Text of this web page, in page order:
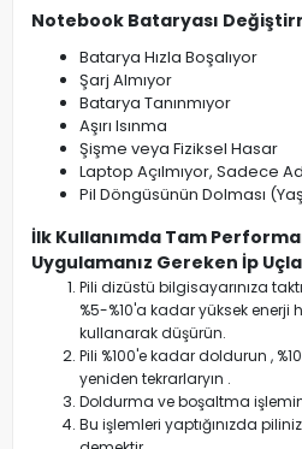
Notebook Bataryası
Batarya Hızla Boşalıyor
Şarj Almıyor
Batarya Tanınmıyor
Aşırı Isınma
Şişme veya Fiziksel Hasar
Laptop Açılmıyor, Sadece
Pil Döngüsünün Dolması
İlk Kullanımda Tam
Uygulamanız Gereken İp
Pili dizüstü bilgisayarınıza
%5-%10'a kadar yüksek
kullanarak düşürün.
Pili %100'e kadar doldurun ,
yeniden tekrarlaryın .
Doldurma ve boşaltma
Bu işlemleri yaptığınızda